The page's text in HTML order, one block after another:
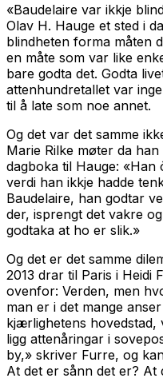
«Baudelaire var ikkje
Olav H. Hauge et sted i
blindheten forma måten
en måte som var like
bare godta det. Godta
attenhundretallet var
til å late som noe annet.
Og det var det samme
Marie Rilke møter da
dagboka til Hauge:
verdi han ikkje hadde
Baudelaire, han godtar
der, isprengt det vakre
godtaka at ho er slik.»
Og det er det samme
2013 drar til Paris i Heidi
ovenfor: Verden, men
man er i det mange
kjærlighetens hovedstad,
ligg attenåringar i
by,» skriver Furre, og
At det er sånn det er?